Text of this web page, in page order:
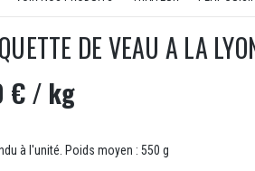
DE VEAU A LA
€/ kg
à l'unité. Poids moyen : 550 g